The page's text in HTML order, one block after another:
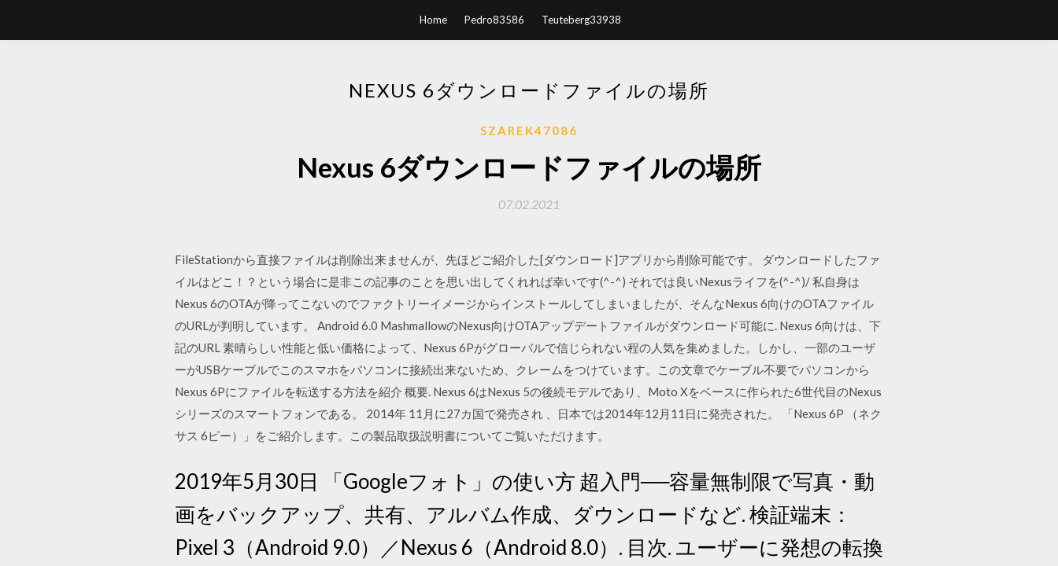
Home Pedro83586 Teuteberg33938
NEXUS 6ダウンロードファイルの場所
SZAREK47086
Nexus 6ダウンロードファイルの場所
07.02.2021
FileStationから直接ファイルは削除出来ませんが、先ほどご紹介した[ダウンロード]アプリから削除可能です。 ダウンロードしたファ
イルはどこ！？という場合に是非この記事のことを思い出してくれれば幸いです(^-^) それでは良いNexusライフを(^-^)/ 私自身は
Nexus 6のOTAが降ってこないのでファクトリーイメージからインストールしてしまいましたが、そんなNexus 6向けのOTAファイル
のURLが判明しています。 Android 6.0 MashmallowのNexus向けOTAアップデートファイルがダウンロード可能に. Nexus 6向けは、下
記のURL 素晴らしい性能と低い価格によって、Nexus 6Pがグローバルで信じられない程の人気を集めました。しかし、一部のユーザ
ーがUSBケーブルでこのスマホをパソコンに接続出来ないため、クレームをつけています。この文章でケーブル不要でパソコンから
Nexus 6Pにファイルを転送する方法を紹介 概要. Nexus 6はNexus 5の後続モデルであり、Moto Xをベースに作られた6世代目のNexus
シリーズのスマートフォンである。 2014年 11月に27カ国で発売され 、日本では2014年12月11日に発売された。 「Nexus 6P （ネク
サス 6ピー）」をご紹介します。この製品取扱説明書についてご覧いただけます。
2019年5月30日 「Googleフォト」の使い方 超入門──容量無制限で写真・動
画をバックアップ、共有、アルバム作成、ダウンロードなど. 検証端末：
Pixel 3（Android 9.0）／Nexus 6（Android 8.0）. 目次. ユーザーに発想の転換